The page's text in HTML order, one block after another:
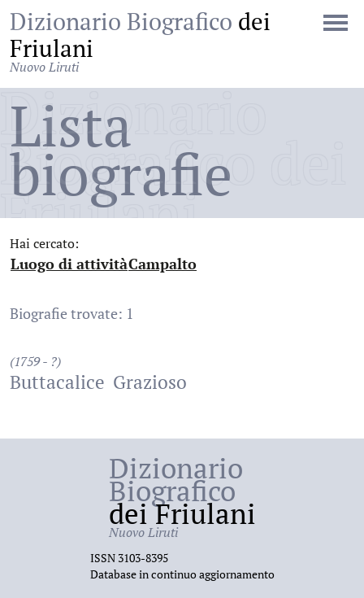
Dizionario Biografico dei
Friulani
Nuovo Liruti
Dizionario
Biografico dei
Friulani
Lista
biografie
Hai cercato:
Luogo di attività
:Campalto
Biografie trovate: 1
(1759 - ?)
Buttacalice Grazioso
Dizionario
Biografico
dei Friulani
Nuovo Liruti
ISSN 3103-8395
Database in continuo aggiornamento